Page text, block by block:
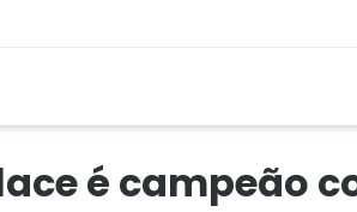
é campeão